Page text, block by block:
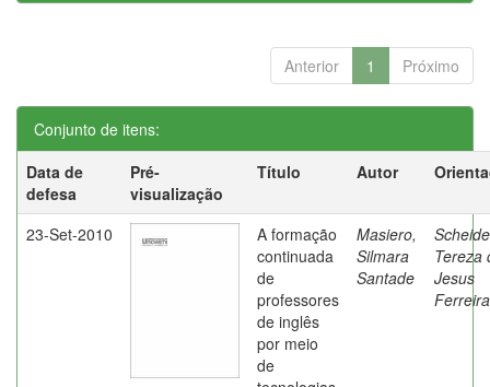
Anterior 1 Próximo
Conjunto de itens:
Data de
defesa
Pré-
visualização
Título Autor
23-Set-2010
A formação
continuada
de
professores
de inglês
por meio
de
Masiero,
Silmara
Santade
Tereza
Jesus
Ferreira